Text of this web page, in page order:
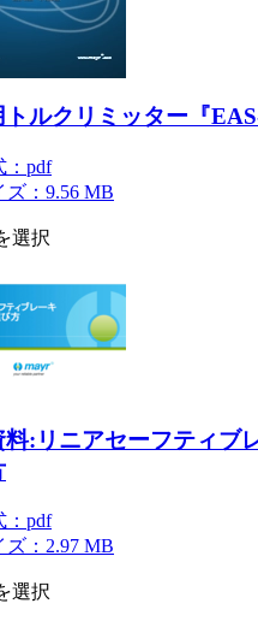
ルクリミッター『
：pdf
ズ：9.56 MB
選択
料:リニアセーフティブ
：pdf
ズ：2.97 MB
選択